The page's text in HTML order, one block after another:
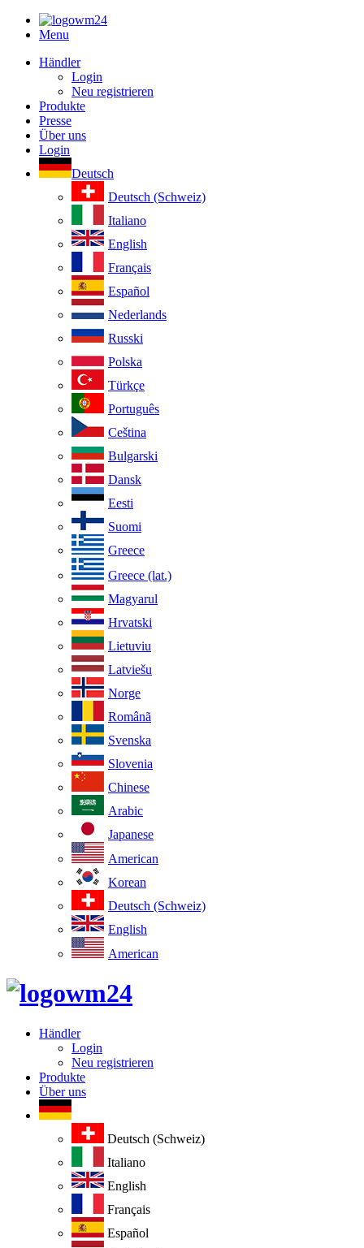
Menu
Händler
Login
Neu registrieren
Produkte
Presse
Über uns
Login
Deutsch
Deutsch (Schweiz)
Italiano
English
Français
Español
Nederlands
Russki
Polska
Türkçe
Português
Ceština
Bulgarski
Dansk
Eesti
Suomi
Greece
Greece (lat.)
Magyarul
Hrvatski
Lietuviu
Latviešu
Norge
Românã
Svenska
Slovenia
Chinese
Arabic
Japanese
American
Korean
Deutsch (Schweiz)
English
American
Händler
Login
Neu registrieren
Produkte
Über uns
Deutsch (Schweiz)
Italiano
English
Français
Español